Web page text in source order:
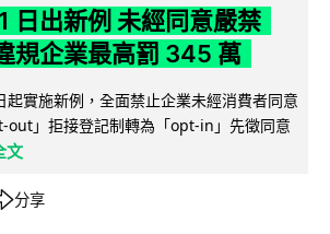
日出新例 未經同意嚴禁
規企業最高罰 345 萬
起實施新例，全面禁止企業未經消費者同意
out」拒接登記制轉為「opt-in」先徵同意
文
分享